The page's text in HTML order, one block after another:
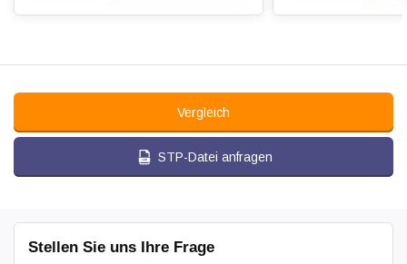
Vergleich
STP-Datei anfragen
Stellen Sie uns Ihre Frage